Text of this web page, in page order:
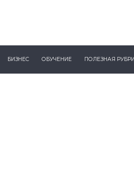
БИЗНЕС ОБУЧЕНИЕ ПОЛЕЗНАЯ